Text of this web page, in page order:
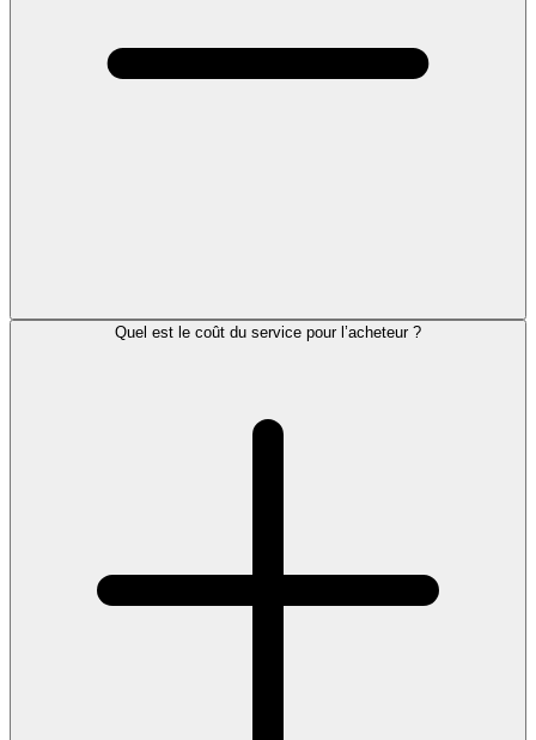
Quel est le coût du service pour l’acheteur ?